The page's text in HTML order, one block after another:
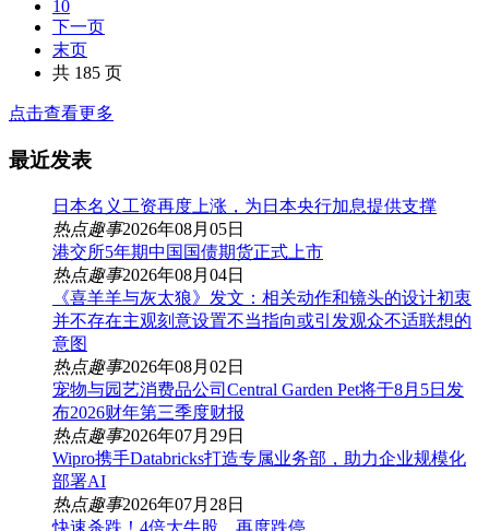
10
下一页
末页
共 185 页
点击查看更多
最近发表
日本名义工资再度上涨，为日本央行加息提供支撑
热点趣事2026年08月05日
港交所5年期中国国债期货正式上市
热点趣事2026年08月04日
《喜羊羊与灰太狼》发文：相关动作和镜头的设计初衷
并不存在主观刻意设置不当指向或引发观众不适联想的
意图
热点趣事2026年08月02日
宠物与园艺消费品公司Central Garden Pet将于8月5日发
布2026财年第三季度财报
热点趣事2026年07月29日
Wipro携手Databricks打造专属业务部，助力企业规模化
部署AI
热点趣事2026年07月28日
快速杀跌！4倍大牛股，再度跌停